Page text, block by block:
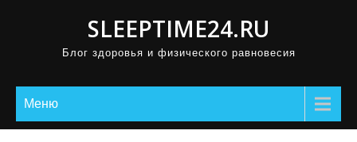
SLEEPTIME24.RU
Блог здоровья и физического равновесия
Меню